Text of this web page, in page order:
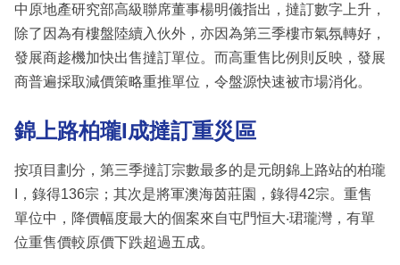
中原地產研究部高級聯席董事楊明儀指出，撻訂數字上升，
除了因為有樓盤陸續入伙外，亦因為第三季樓市氣氛轉好，
發展商趁機加快出售撻訂單位。而高重售比例則反映，發展
商普遍採取減價策略重推單位，令盤源快速被市場消化。
錦上路柏瓏I成撻訂重災區
按項目劃分，第三季撻訂宗數最多的是元朗錦上路站的柏瓏
I，錄得136宗；其次是將軍澳海茵莊園，錄得42宗。重售
單位中，降價幅度最大的個案來自屯門恒大‧珺瓏灣，有單
位重售價較原價下跌超過五成。